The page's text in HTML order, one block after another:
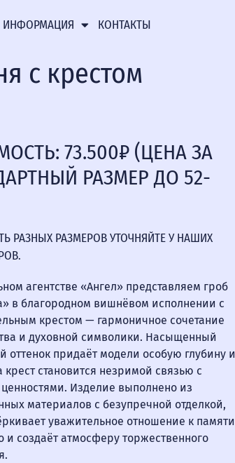
ИНФОРМАЦИЯ КОНТАКТЫ
с крестом
73.500₽ (ЦЕНА ЗА
РАЗМЕР ДО 52-
РАЗНЫХ РАЗМЕРОВ УТОЧНЯЙТЕ У НАШИХ
агентстве «Ангел» представляем гроб
в благородном вишнёвом исполнении с
крестом — гармоничное сочетание
и духовной символики. Насыщенный
оттенок придаёт модели особую глубину и
крест становится незримой связью с
Изделие выполнено из
материалов с безупречной отделкой,
уважительное отношение к памяти
и создаёт атмосферу торжественного